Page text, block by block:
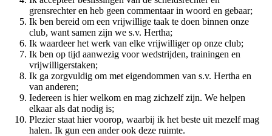
grensrechter en heb geen commentaar in woord en gebaar;
Ik ben bereid om een vrijwillige taak te doen binnen onze
club, want samen zijn we s.v. Hertha;
Ik waardeer het werk van elke vrijwilliger op onze club;
Ik ben op tijd aanwezig voor wedstrijden, trainingen en
vrijwilligerstaken;
Ik ga zorgvuldig om met eigendommen van s.v. Hertha en
van anderen;
Iedereen is hier welkom en mag zichzelf zijn. We helpen
elkaar als dat nodig is;
Plezier staat hier voorop, waarbij ik het beste uit mezelf mag
halen. Ik gun een ander ook deze ruimte.